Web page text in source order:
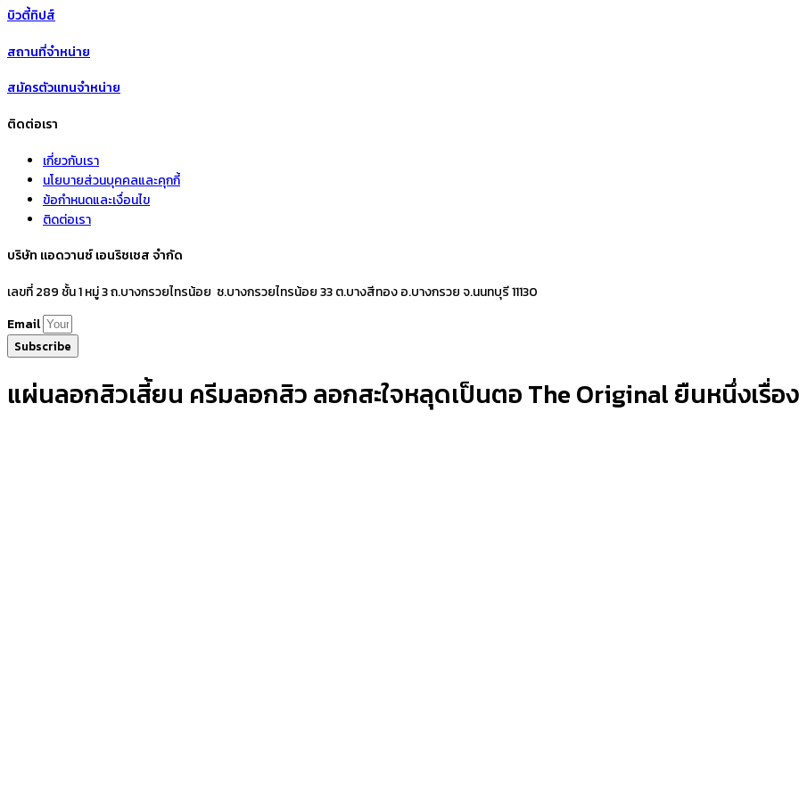
บิวตี้ทิปส์
สถานที่จำหน่าย
สมัครตัวแทนจำหน่าย
ติดต่อเรา
เกี่ยวกับเรา
นโยบายส่วนบุคคลและคุกกี้
ข้อกำหนดและเงื่อนไข
ติดต่อเรา
บริษัท แอดวานซ์ เอนริชเชส จำกัด
เลขที่ 289 ชั้น 1 หมู่ 3 ถ.บางกรวยไทรน้อย ซ.บางกรวยไทรน้อย 33 ต.บางสีทอง อ.บางกรวย จ.นนทบุรี 11130
Email
Subscribe
แผ่นลอกสิวเสี้ยน ครีมลอกสิว ลอกสะใจหลุดเป็นตอ The Original ยืนหนึ่งเรื่อ